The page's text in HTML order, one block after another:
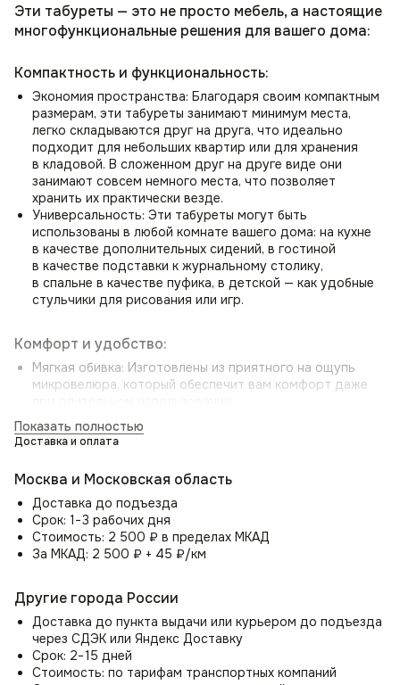
Эти табуреты — это не просто мебель, а настоящие
многофункциональные решения для вашего дома:
Компактность и функциональность:
Экономия пространства: Благодаря своим компактным
размерам, эти табуреты занимают минимум места,
легко складываются друг на друга, что идеально
подходит для небольших квартир или для хранения
в кладовой. В сложенном друг на друге виде они
занимают совсем немного места, что позволяет
хранить их практически везде.
Универсальность: Эти табуреты могут быть
использованы в любой комнате вашего дома: на кухне
в качестве дополнительных сидений, в гостиной
в качестве подставки к журнальному столику,
в спальне в качестве пуфика, в детской — как удобные
стульчики для рисования или игр.
Комфорт и удобство:
Мягкая обивка: Изготовлены из приятного на ощупь
микровелюра, который обеспечит вам комфорт даже
с учетом анатомических особенностей человека,
независимо от того, что вы делаете.
Надежность и долговечность:
Прочная конструкция: Цельносварные ножки
из прочного металла выдерживают нагрузку до 120 кг,
и скольжения, обеспечивая безопасность и комфорт
при передвижении.
Стиль и элегантность:
Показать полностью
Доставка и оплата
Москва и Московская область
Доставка до подъезда
Срок: 1−3 рабочих дня
Стоимость: 2 500 ₽ в пределах МКАД
За МКАД: 2 500 ₽ + 45 ₽/км
Другие города России
Доставка до пункта выдачи или курьером до подъезда
через СДЭК или Яндекс Доставку
Срок: 2−15 дней
Стоимость: по тарифам транспортных компаний